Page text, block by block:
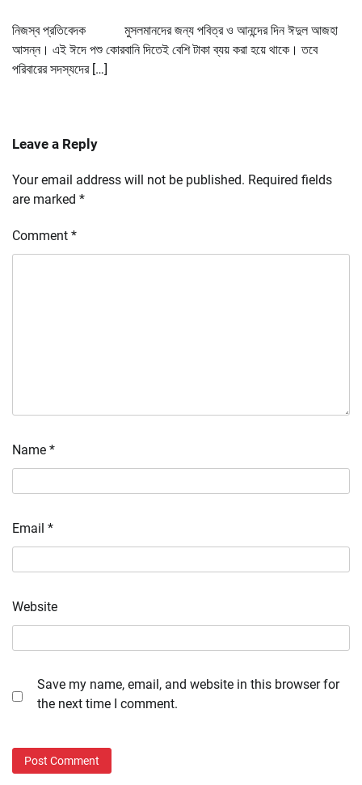
নিজস্ব প্রতিবেদক মুসলমানদের জন্য পবিত্র ও আনন্দের দিন ঈদুল আজহা
আসন্ন। এই ঈদে পশু কোরবানি দিতেই বেশি টাকা ব্যয় করা হয়ে থাকে। তবে
পরিবারের সদস্যদের […]
Leave a Reply
Your email address will not be published. Required fields
are marked *
Comment *
Name *
Email *
Website
Save my name, email, and website in this browser for
the next time I comment.